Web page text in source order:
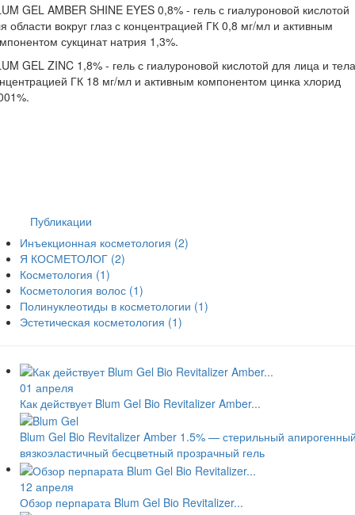
GEL AMBER SHINE EYES 0,8% - гель с гиалуроновой кислотой
области вокруг глаз с концентрацией ГК 0,8 мг/мл и активным
сукцинат натрия 1,3%.
GEL ZINC 1,8% - гель с гиалуроновой кислотой для лица и
ГК 18 мг/мл и активным компонентом цинка хлорид
Публикации
Инъекционная косметология (2)
Я КОСМЕТОЛОГ (2)
Косметология (1)
Косметология волос (1)
Полинуклеотиды в косметологии (1)
Эстетическая косметология (1)
01 апреля
Как действует Blum Gel Bio Revitalizer Amber...
Blum Gel Bio Revitalizer Amber 1.5% — стерильный
вязкоэластичный бесцветный прозрачный гель
12 апреля
Обзор перпарата Blum Gel Bio Revitalizer...